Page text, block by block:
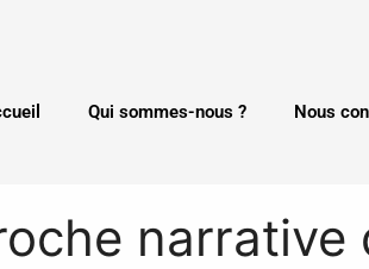
Qui sommes-nous ? Nous
narrative